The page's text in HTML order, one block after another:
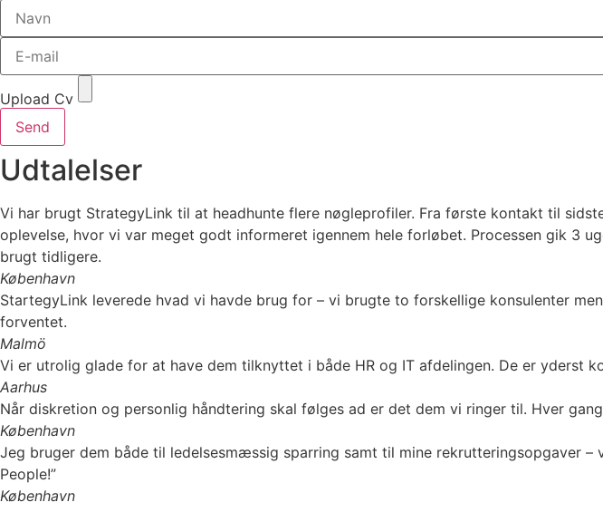
Upload Cv
Send
Udtalelser
Vi har brugt StrategyLink til at headhunte flere nøgleprofiler. Fra første kontakt til
oplevelse, hvor vi var meget godt informeret igennem hele forløbet. Processen gik 3
brugt tidligere.
København
StartegyLink leverede hvad vi havde brug for – vi brugte to forskellige konsulenter
forventet.
Malmö
Vi er utrolig glade for at have dem tilknyttet i både HR og IT afdelingen. De er yderst
Aarhus
Når diskretion og personlig håndtering skal følges ad er det dem vi ringer til. Hver
København
Jeg bruger dem både til ledelsesmæssig sparring samt til mine rekrutteringsopgaver
People!”
København